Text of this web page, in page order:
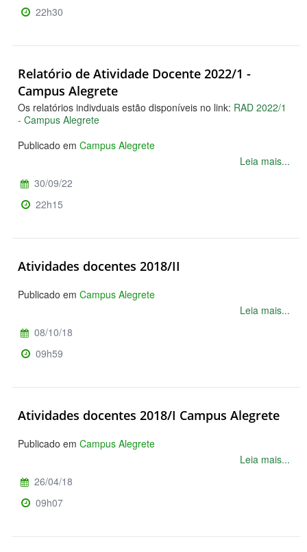
22h30
Relatório de Atividade Docente 2022/1 -
Campus Alegrete
Os relatórios indivduais estão disponíveis no link: RAD 2022/1
- Campus Alegrete
Publicado em Campus Alegrete
Leia mais...
30/09/22
22h15
Atividades docentes 2018/II
Publicado em Campus Alegrete
Leia mais...
08/10/18
09h59
Atividades docentes 2018/I Campus Alegrete
Publicado em Campus Alegrete
Leia mais...
26/04/18
09h07